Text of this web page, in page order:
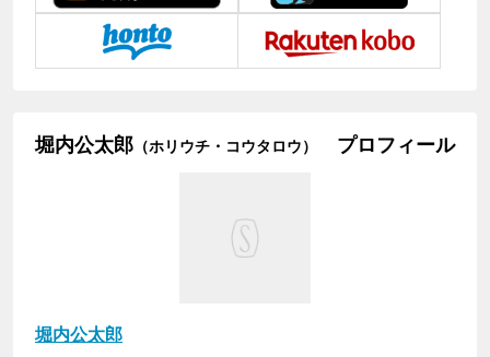
堀内公太郎 （ホリウチ・コウタロウ） プロフィール
堀内公太郎